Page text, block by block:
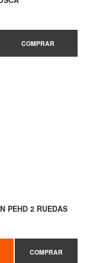
COMPRAR
PEHD 2 RUEDAS
COMPRAR